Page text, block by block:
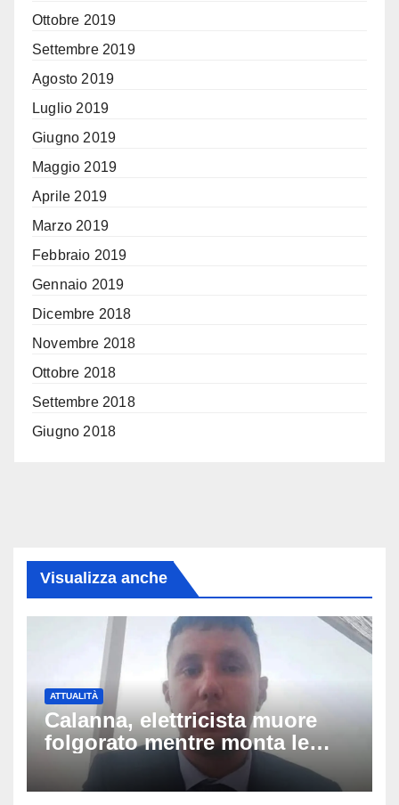
Ottobre 2019
Settembre 2019
Agosto 2019
Luglio 2019
Giugno 2019
Maggio 2019
Aprile 2019
Marzo 2019
Febbraio 2019
Gennaio 2019
Dicembre 2018
Novembre 2018
Ottobre 2018
Settembre 2018
Giugno 2018
Visualizza anche
ATTUALITÀ
Calanna, elettricista muore
folgorato mentre monta le
luminarie della festa: chi era
Fabio Calabrò e cosa è